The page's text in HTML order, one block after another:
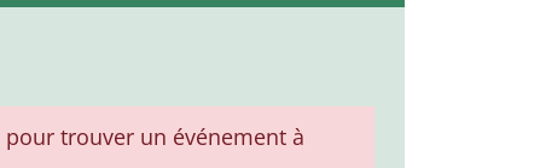
pour trouver un événement à